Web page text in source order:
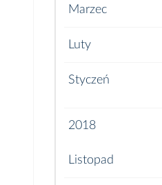
Marzec
Luty
Styczeń
2018
Listopad